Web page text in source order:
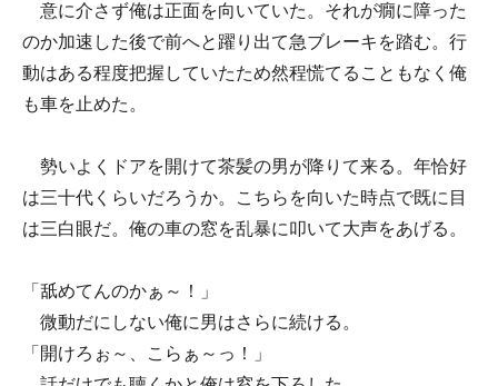
意に介さず俺は正面を向いていた。それが癇に障った
のか加速した後で前へと躍り出て急ブレーキを踏む。行
動はある程度把握していたため然程慌てることもなく俺
も車を止めた。
勢いよくドアを開けて茶髪の男が降りて来る。年恰好
は三十代くらいだろうか。こちらを向いた時点で既に目
は三白眼だ。俺の車の窓を乱暴に叩いて大声をあげる。
「舐めてんのかぁ～！」
微動だにしない俺に男はさらに続ける。
「開けろぉ～、こらぁ～っ！」